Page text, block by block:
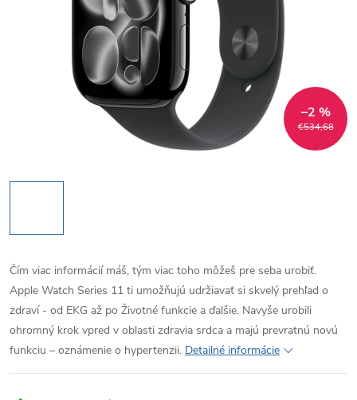
€534,68
–2 %
Čím viac informácií máš, tým viac toho môžeš pre seba urobiť.
Apple Watch Series 11 ti umožňujú udržiavať si skvelý prehľad o
zdraví - od EKG až po Životné funkcie a ďalšie. Navyše urobili
ohromný krok vpred v oblasti zdravia srdca a majú prevratnú novú
funkciu – oznámenie o hypertenzii. Detailné informácie